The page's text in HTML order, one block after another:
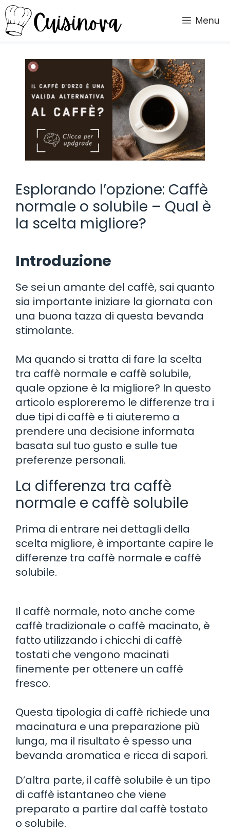
Vai
al
contenuto
Menu
Esplorando l’opzione: Caffè
normale o solubile – Qual è
la scelta migliore?
Introduzione
Se sei un amante del caffè, sai quanto
sia importante iniziare la giornata con
una buona tazza di questa bevanda
stimolante.
Ma quando si tratta di fare la scelta
tra caffè normale e caffè solubile,
quale opzione è la migliore? In questo
articolo esploreremo le differenze tra i
due tipi di caffè e ti aiuteremo a
prendere una decisione informata
basata sul tuo gusto e sulle tue
preferenze personali.
La differenza tra caffè
normale e caffè solubile
Prima di entrare nei dettagli della
scelta migliore, è importante capire le
differenze tra caffè normale e caffè
solubile.
Il caffè normale, noto anche come
caffè tradizionale o caffè macinato, è
fatto utilizzando i chicchi di caffè
tostati che vengono macinati
finemente per ottenere un caffè
fresco.
Questa tipologia di caffè richiede una
macinatura e una preparazione più
lunga, ma il risultato è spesso una
bevanda aromatica e ricca di sapori.
D’altra parte, il caffè solubile è un tipo
di caffè istantaneo che viene
preparato a partire dal caffè tostato
o solubile.